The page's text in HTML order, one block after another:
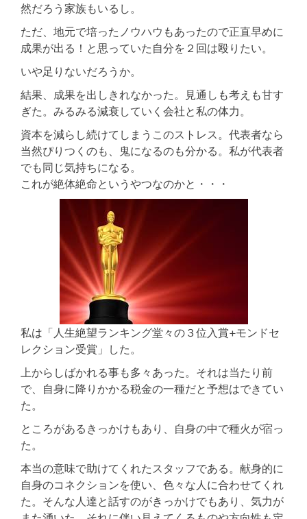
然だろう家族もいるし。
ただ、地元で培ったノウハウもあったので正直早めに
成果が出る！と思っていた自分を２回は殴りたい。
いや足りないだろうか。
結果、成果を出しきれなかった。見通しも考えも甘す
ぎた。みるみる減衰していく会社と私の体力。
資本を減らし続けてしまうこのストレス。代表者なら
当然ぴりつくのも、鬼になるのも分かる。私が代表者
でも同じ気持ちになる。
これが絶体絶命というやつなのかと・・・
私は「人生絶望ランキング堂々の３位入賞+モンドセ
レクション受賞」した。
上からしばかれる事も多々あった。それは当たり前
で、自身に降りかかる税金の一種だと予想はできてい
た。
ところがあるきっかけもあり、自身の中で種火が宿っ
た。
本当の意味で助けてくれたスタッフである。献身的に
自身のコネクションを使い、色々な人に合わせてくれ
た。そんな人達と話すのがきっかけでもあり、気力が